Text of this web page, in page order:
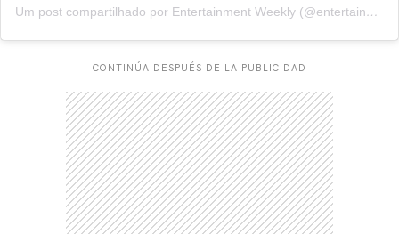
Um post compartilhado por Entertainment Weekly (@entertainmentweekly)
CONTINÚA DESPUÉS DE LA PUBLICIDAD